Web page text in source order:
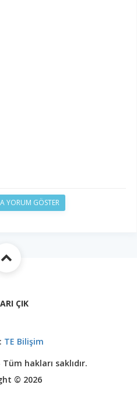
YORUM GÖSTER
ÇIK
TE Bilişim
hakları saklıdır.
© 2026